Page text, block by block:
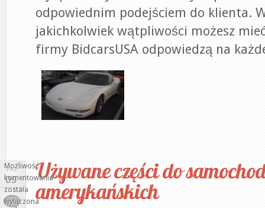
odpowiednim podejściem do klienta.
jakichkolwiek wątpliwości możesz
firmy BidcarsUSA odpowiedzą na
PAŹ
09
Możliwość
komentowania
Używane
części
została
wyłączona
Używane części do
amerykańskich